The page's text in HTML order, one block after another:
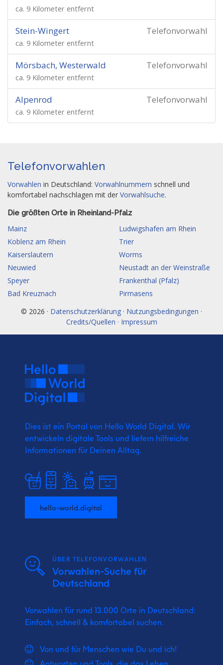
ca. 9 Kilometer entfernt
Telefonvorwahl
Stein-Wingert
ca. 9 Kilometer entfernt
Telefonvorwahl
Mörsbach, Westerwald
ca. 9 Kilometer entfernt
Telefonvorwahl
Alpenrod
ca. 9 Kilometer entfernt
Telefonvorwahlen
Vorwahlen in Deutschland: Vorwahlnummern schnell und
komfortabel nachschlagen mit der Vorwahlsuche.
Die größten Orte in Rheinland-Pfalz
Mainz
Ludwigshafen am Rhein
Koblenz am Rhein
Trier
Kaiserslautern
Worms
Neuwied
Neustadt an der Weinstraße
Speyer
Frankenthal (Pfalz)
Bad Kreuznach
Pirmasens
© 2026 · Datenschutzerklärung · Nutzungsbedingungen ·
Credits/Quellen · Impressum
Dies ist ein Portal von Hello World Digital. Wir
entwickeln digitale Tools und liefern hilfreiche
Informationen für Deinen Alltag.
hello-world.digital
ÜBER TELEFONVORWAHLEN
Vorwahlen-Suche für
Deutschland
Vorwahlen für rund 13.000 Orte in Deutschland:
Einfach, schnell & komfortabel suchen.
Von und für Menschen wie Du und ich!